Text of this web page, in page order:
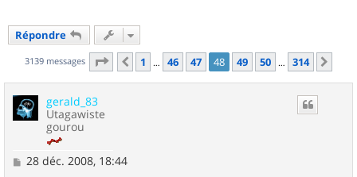
Répondre
3139 messages Page 48 sur314
Précédent
1 … 46 47 48 49 50 … 314
gerald_83
Utagawiste
gourou
M
28 déc. 2008, 18:44